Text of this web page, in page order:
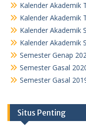
Kalender Akademik
Kalender Akademik
Kalender Akademik
Kalender Akademik
Semester Genap
Semester Gasal
Semester Gasal
Situs Penting